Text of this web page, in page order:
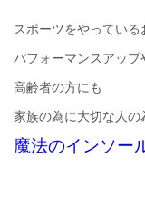
スポーツをやっている
パフォーマンスアップ
高齢者の方にも
家族の為に大切な人の
魔法のインソー